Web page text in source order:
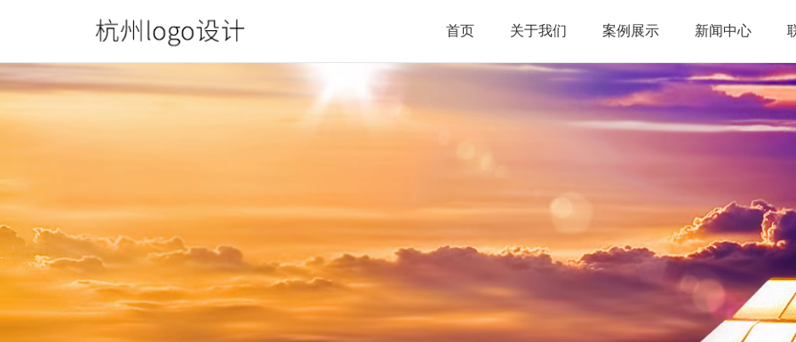
首页 关于我们 案例展示 新闻中心